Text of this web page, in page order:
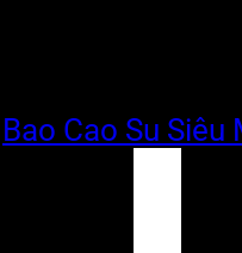
Bao Cao Su Siêu